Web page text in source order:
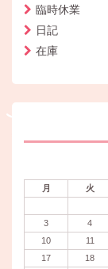
臨時休業
日記
在庫
月 火
3
4
10
11
17
18